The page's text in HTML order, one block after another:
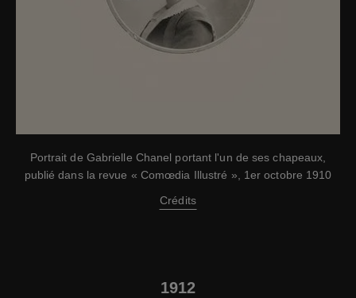
Portrait de Gabrielle Chanel portant l'un de ses chapeaux,
publié dans la revue « Comœdia Illustré », 1er octobre 1910
Crédits
1912